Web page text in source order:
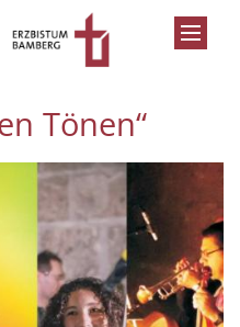
Tönen“